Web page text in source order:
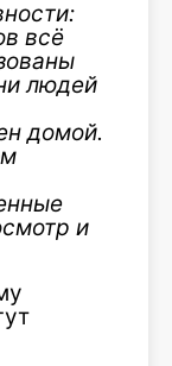
всё
людей
домой.
и